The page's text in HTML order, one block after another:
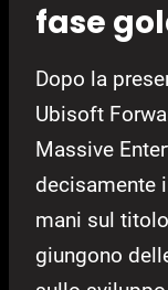
fase
Dopo la
Ubisoft
Massive
decisamente
mani sul
giungono